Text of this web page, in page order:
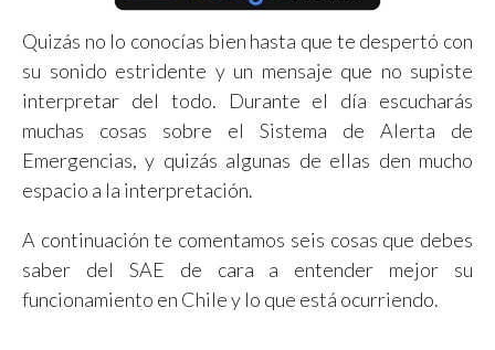
Quizás no lo conocías bien hasta que te despertó con
su sonido estridente y un mensaje que no supiste
interpretar del todo. Durante el día escucharás
muchas cosas sobre el Sistema de Alerta de
Emergencias, y quizás algunas de ellas den mucho
espacio a la interpretación.
A continuación te comentamos seis cosas que debes
saber del SAE de cara a entender mejor su
funcionamiento en Chile y lo que está ocurriendo.